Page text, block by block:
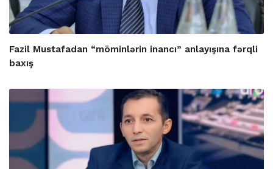
Fazil Mustafadan “möminlərin inancı” anlayışına fərqli
baxış